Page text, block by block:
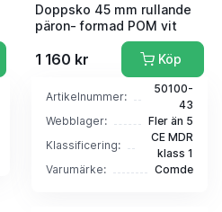
Doppsko 45 mm rullande
päron- formad POM vit
1 160 kr Köp
Artikelnummer:
50100-
43
Webblager:
Fler än 5
Klassificering:
CE MDR
klass 1
Varumärke:
Comde